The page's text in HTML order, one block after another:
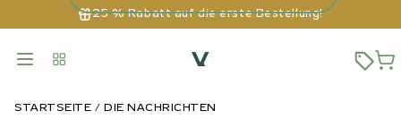
25 % Rabatt auf die erste Bestellung!
STARTSEITE DIE NACHRICHTEN